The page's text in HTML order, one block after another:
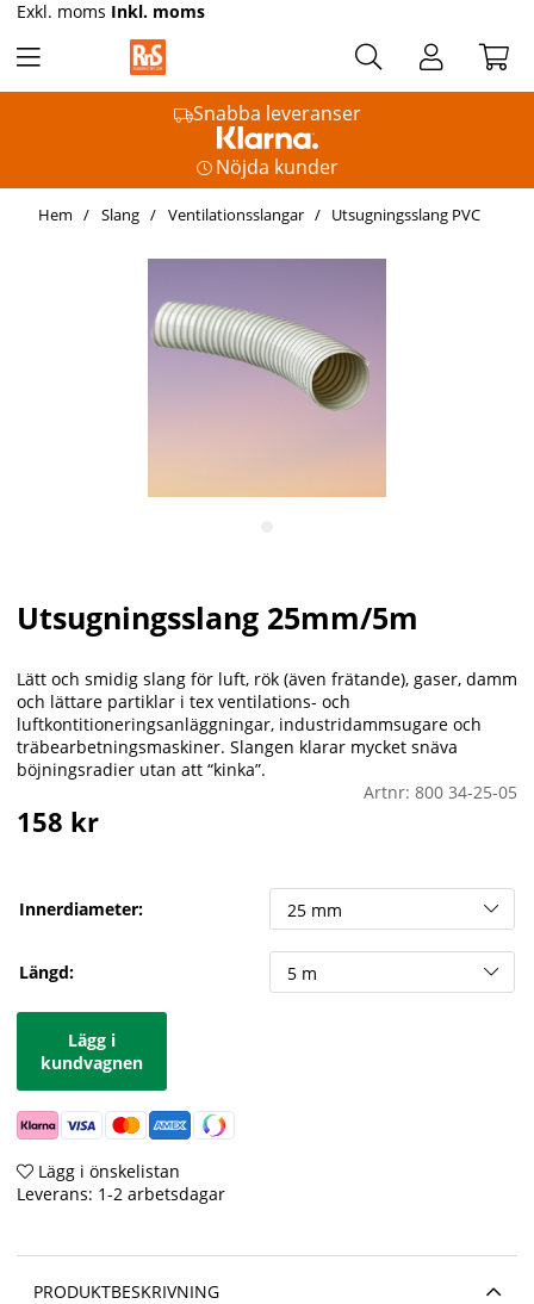
Snabba leveranser
Nöjda kunder
Exkl. moms Inkl. moms
Hem Slang Ventilationsslangar Utsugningsslang PVC
Utsugningsslang 25mm/5m
Lätt och smidig slang för luft, rök (även frätande), gaser, damm
och lättare partiklar i tex ventilations- och
luftkontitioneringsanläggningar, industridammsugare och
träbearbetningsmaskiner. Slangen klarar mycket snäva
böjningsradier utan att “kinka”.
Artnr: 800 34-25-05
158 kr
Innerdiameter:
Längd:
Lägg i
kundvagnen
Lägg i önskelistan
Leverans: 1-2 arbetsdagar
PRODUKTBESKRIVNING